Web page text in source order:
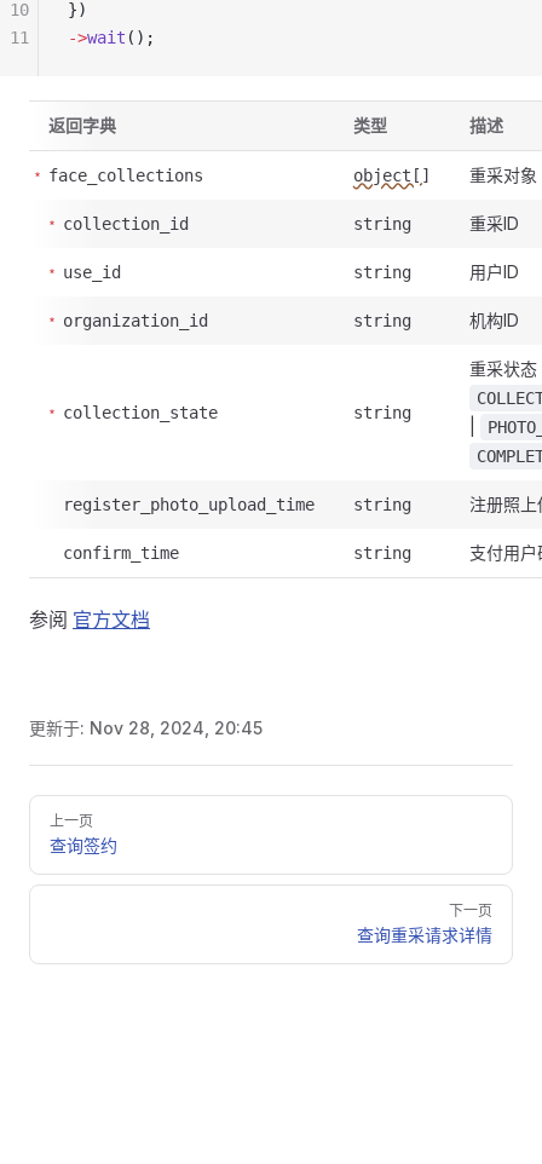
})
->wait ();
10
11
返回字典 类型 描述
face_collections object[] 重采对象
collection_id string 重采ID
use_id string 用户ID
organization_id string 机构ID
collection_state string
重采状态
register_photo_upload_time string 注册照上
confirm_time string 支付用
参阅 官方文档
更新于: Nov 28, 2024, 20:45
Pager
上一页
查询签约
下一页
查询重采请求详情